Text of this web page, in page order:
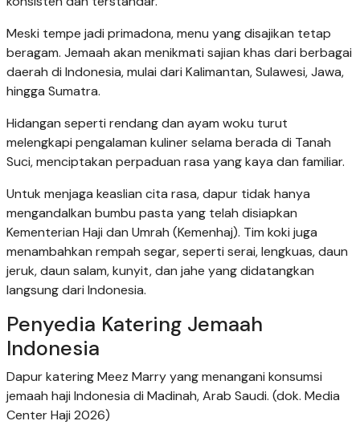
Meski tempe jadi primadona, menu yang disajikan tetap
beragam. Jemaah akan menikmati sajian khas dari berbagai
daerah di Indonesia, mulai dari Kalimantan, Sulawesi, Jawa,
hingga Sumatra.
Hidangan seperti rendang dan ayam woku turut
melengkapi pengalaman kuliner selama berada di Tanah
Suci, menciptakan perpaduan rasa yang kaya dan familiar.
Untuk menjaga keaslian cita rasa, dapur tidak hanya
mengandalkan bumbu pasta yang telah disiapkan
Kementerian Haji dan Umrah (Kemenhaj). Tim koki juga
menambahkan rempah segar, seperti serai, lengkuas, daun
jeruk, daun salam, kunyit, dan jahe yang didatangkan
langsung dari Indonesia.
Penyedia Katering Jemaah
Indonesia
Dapur katering Meez Marry yang menangani konsumsi
jemaah haji Indonesia di Madinah, Arab Saudi. (dok. Media
Center Haji 2026)